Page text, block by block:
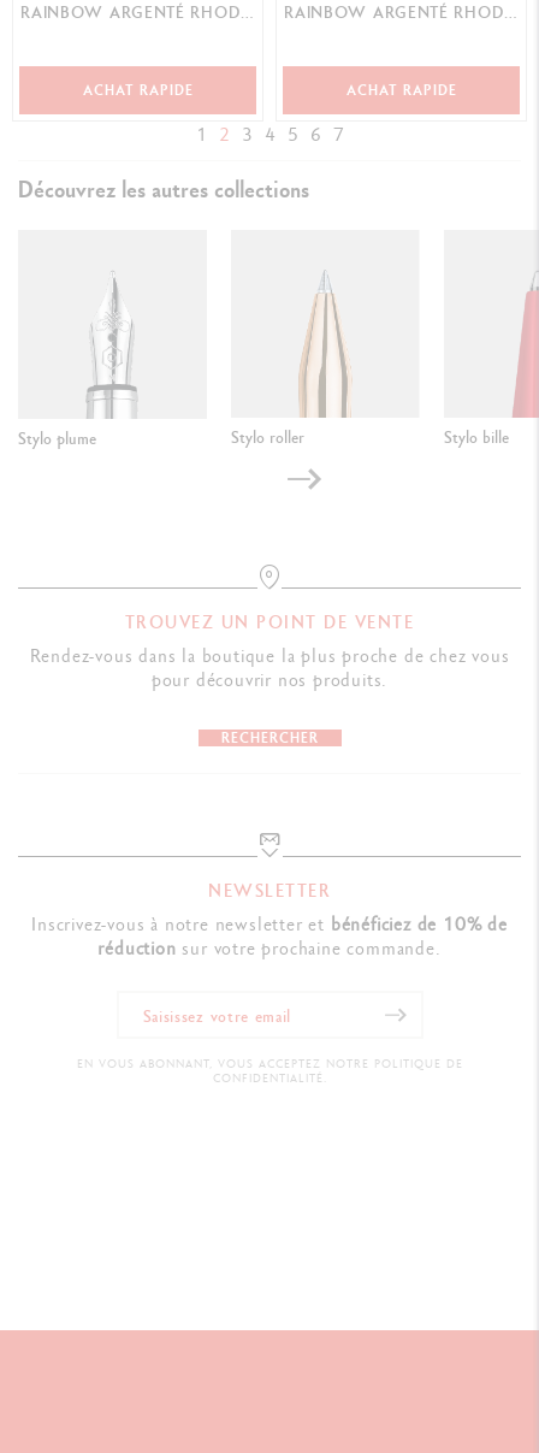
RAINBOW ARGENTÉ RHODIÉ
ACHAT RAPIDE
RAINBOW ARGENTÉ RHODIÉ
ACHAT RAPIDE
1 2 3 4 5 6 7
Découvrez les autres collections
Stylo plume Stylo roller Stylo bille
TROUVEZ UN POINT DE VENTE
Rendez-vous dans la boutique la plus proche de chez vous
pour découvrir nos produits.
RECHERCHER
NEWSLETTER
Inscrivez-vous à notre newsletter et bénéficiez de 10% de
réduction sur votre prochaine commande.
EN VOUS ABONNANT, VOUS ACCEPTEZ NOTRE POLITIQUE DE
CONFIDENTIALITÉ.